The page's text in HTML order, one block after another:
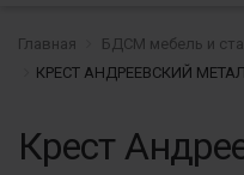
Главная
БДСМ мебель и
КРЕСТ АНДРЕЕВСКИЙ
Крест